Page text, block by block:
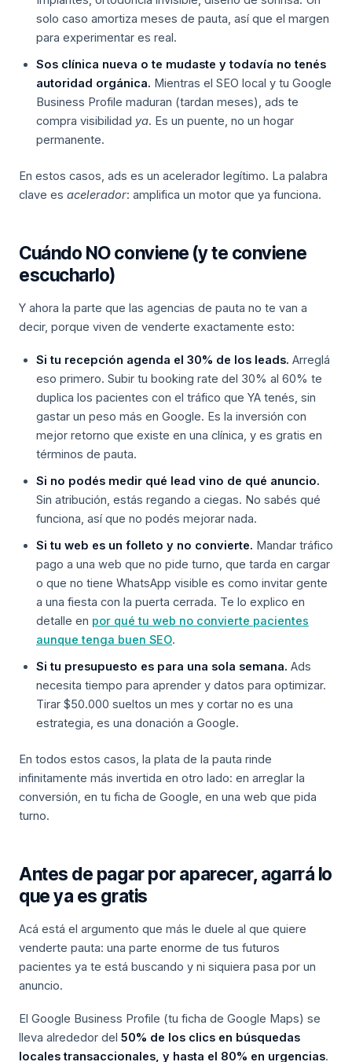
solo caso amortiza meses de pauta, así que el margen
para experimentar es real.
Sos clínica nueva o te mudaste y todavía no tenés
autoridad orgánica. Mientras el SEO local y tu Google
Business Profile maduran (tardan meses), ads te
compra visibilidad ya. Es un puente, no un hogar
permanente.
En estos casos, ads es un acelerador legítimo. La palabra
clave es acelerador: amplifica un motor que ya funciona.
Cuándo NO conviene (y te conviene
escucharlo)
Y ahora la parte que las agencias de pauta no te van a
decir, porque viven de venderte exactamente esto:
Si tu recepción agenda el 30% de los leads. Arreglá
eso primero. Subir tu booking rate del 30% al 60% te
duplica los pacientes con el tráfico que YA tenés, sin
gastar un peso más en Google. Es la inversión con
mejor retorno que existe en una clínica, y es gratis en
términos de pauta.
Si no podés medir qué lead vino de qué anuncio.
Sin atribución, estás regando a ciegas. No sabés qué
funciona, así que no podés mejorar nada.
Si tu web es un folleto y no convierte. Mandar tráfico
pago a una web que no pide turno, que tarda en cargar
o que no tiene WhatsApp visible es como invitar gente
a una fiesta con la puerta cerrada. Te lo explico en
detalle en por qué tu web no convierte pacientes
aunque tenga buen SEO.
Si tu presupuesto es para una sola semana. Ads
necesita tiempo para aprender y datos para optimizar.
Tirar $50.000 sueltos un mes y cortar no es una
estrategia, es una donación a Google.
En todos estos casos, la plata de la pauta rinde
infinitamente más invertida en otro lado: en arreglar la
conversión, en tu ficha de Google, en una web que pida
turno.
Antes de pagar por aparecer, agarrá lo
que ya es gratis
Acá está el argumento que más le duele al que quiere
venderte pauta: una parte enorme de tus futuros
pacientes ya te está buscando y ni siquiera pasa por un
anuncio.
El Google Business Profile (tu ficha de Google Maps) se
lleva alrededor del 50% de los clics en búsquedas
locales transaccionales, y hasta el 80% en urgencias.